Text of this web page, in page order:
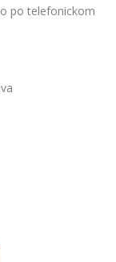
po telefonickom